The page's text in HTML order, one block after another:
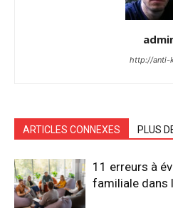
http://anti-
ARTICLES CONNEXES PLUS
11 erreurs à
familiale dans